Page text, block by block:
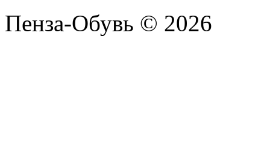
Пенза-Обувь © 2026